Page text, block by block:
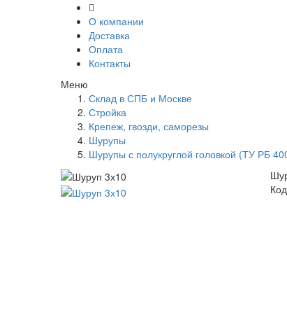
О компании
Доставка
Оплата
Контакты
Меню
Склад в СПБ и Москве
Стройка
Крепеж, гвозди, саморезы
Шурупы
Шурупы с полукруглой головкой (ТУ РБ